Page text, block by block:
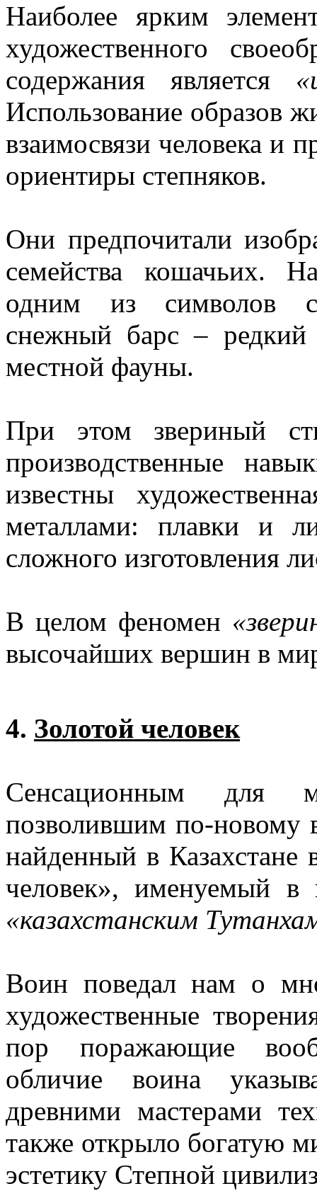
Наиболее ярким
художественного
содержания является
Использование образов
взаимосвязи человека и
ориентиры степняков.
Они предпочитали
семейства кошачьих.
одним из символов
снежный барс – редкий
местной фауны.
При этом звериный
производственные
известны
металлами: плавки и
сложного изготовления
В целом феномен
высочайших вершин в
4. Золотой человек
Сенсационным для
позволившим по-новому
найденный в Казахстане
человек», именуемый в
«казахстанским
Воин поведал нам о
художественные
пор поражающие
обличие воина
древними мастерами
также открыло богатую
эстетику Степной